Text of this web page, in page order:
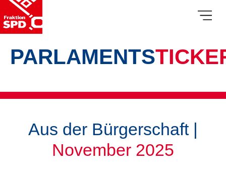
PARLAMENTS
Aus der Bürgerschaft |
November 2025